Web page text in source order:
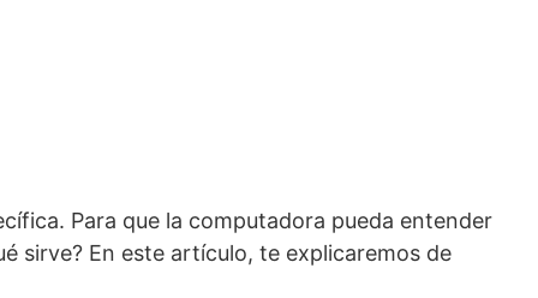
Para que la computadora pueda entender
sirve? En este artículo, te explicaremos de